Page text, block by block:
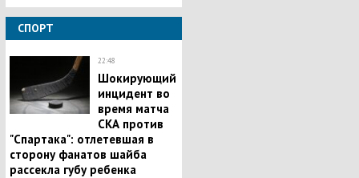
СПОРТ
22:48
​Шокирующий
инцидент во
время матча
СКА против
"Спартака": отлетевшая в
сторону фанатов шайба
рассекла губу ребенка